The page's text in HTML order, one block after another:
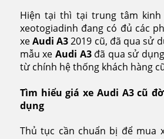
Hiện tại thì tại trung tâm kinh
xeotogiadinh đang có đủ các
xeAudi A32019 cũ, đã qua sử
mẫu xe Audi A3 đã qua sử
từ chính hệ thống khách hàng
Tìm hiểu giá xe Audi A3 cũ
dụng
Thủ tục cần chuẩn bị để mua